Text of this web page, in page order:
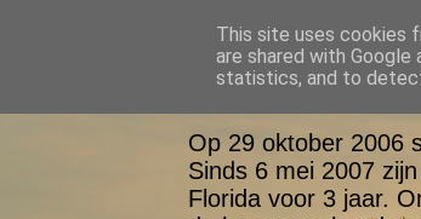
Bas,
Op 29 oktober 2006
Sinds 6 mei 2007
Florida voor 3 jaar.
This site uses cookies
are shared with
statistics, and to